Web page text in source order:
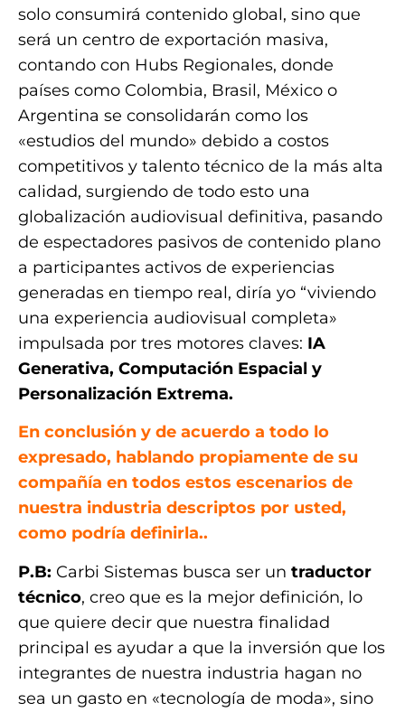
solo consumirá contenido global, sino que
será un centro de exportación masiva,
contando con Hubs Regionales, donde
países como Colombia, Brasil, México o
Argentina se consolidarán como los
«estudios del mundo» debido a costos
competitivos y talento técnico de la más alta
calidad, surgiendo de todo esto una
globalización audiovisual definitiva, pasando
de espectadores pasivos de contenido plano
a participantes activos de experiencias
generadas en tiempo real, diría yo “viviendo
una experiencia audiovisual completa»
impulsada por tres motores claves: IA
Generativa, Computación Espacial y
Personalización Extrema.
En conclusión y de acuerdo a todo lo
expresado, hablando propiamente de su
compañía en todos estos escenarios de
nuestra industria descriptos por usted,
como podría definirla..
P.B: Carbi Sistemas busca ser un traductor
técnico, creo que es la mejor definición, lo
que quiere decir que nuestra finalidad
principal es ayudar a que la inversión que los
integrantes de nuestra industria hagan no
sea un gasto en «tecnología de moda», sino